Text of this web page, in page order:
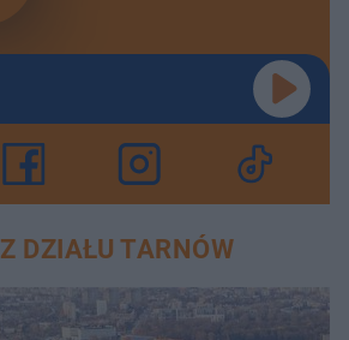
DZIAŁU TARNÓW